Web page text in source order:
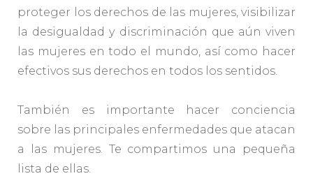
proteger los derechos de las mujeres, visibilizar
la desigualdad y discriminación que aún viven
las mujeres en todo el mundo, así como hacer
efectivos sus derechos en todos los sentidos.
También es importante hacer conciencia
sobre las principales enfermedades que atacan
a las mujeres. Te compartimos una pequeña
lista de ellas.